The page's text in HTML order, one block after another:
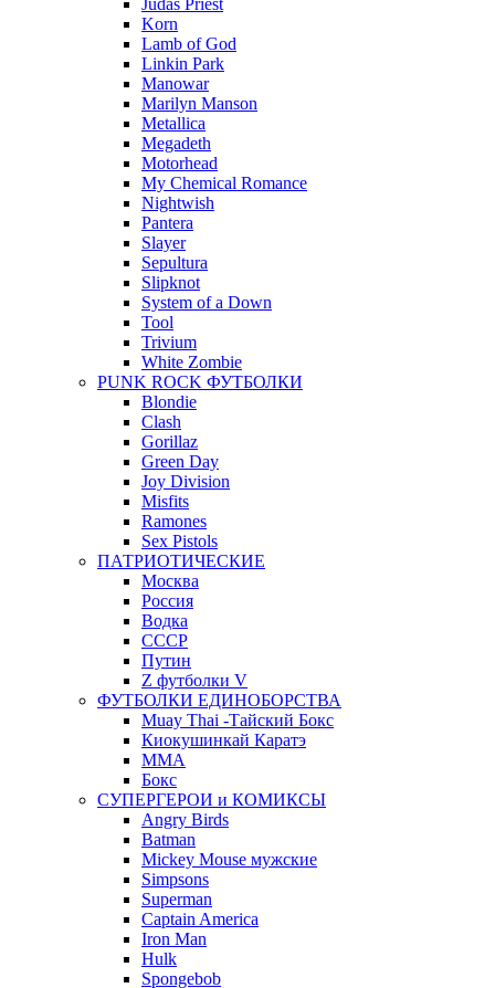
Judas Priest
Korn
Lamb of God
Linkin Park
Manowar
Marilyn Manson
Metallica
Megadeth
Motorhead
My Chemical Romance
Nightwish
Pantera
Slayer
Sepultura
Slipknot
System of a Down
Tool
Trivium
White Zombie
PUNK ROCK ФУТБОЛКИ
Blondie
Clash
Gorillaz
Green Day
Joy Division
Misfits
Ramones
Sex Pistols
ПАТРИОТИЧЕСКИЕ
Москва
Россия
Водка
СССР
Путин
Z футболки V
ФУТБОЛКИ ЕДИНОБОРСТВА
Muay Thai -Тайский Бокс
Киокушинкай Каратэ
MMA
Бокс
СУПЕРГЕРОИ и КОМИКСЫ
Angry Birds
Batman
Mickey Mouse мужские
Simpsons
Superman
Captain America
Iron Man
Hulk
Spongebob